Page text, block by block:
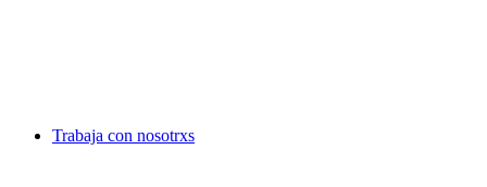
Trabaja con nosotrxs